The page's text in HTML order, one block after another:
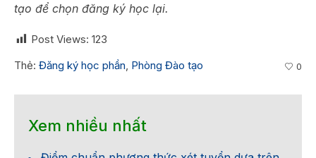
tạo để chọn đăng ký học lại.
Post Views: 123
Thẻ: Đăng ký học phần, Phòng Đào tạo 0
Xem nhiều nhất